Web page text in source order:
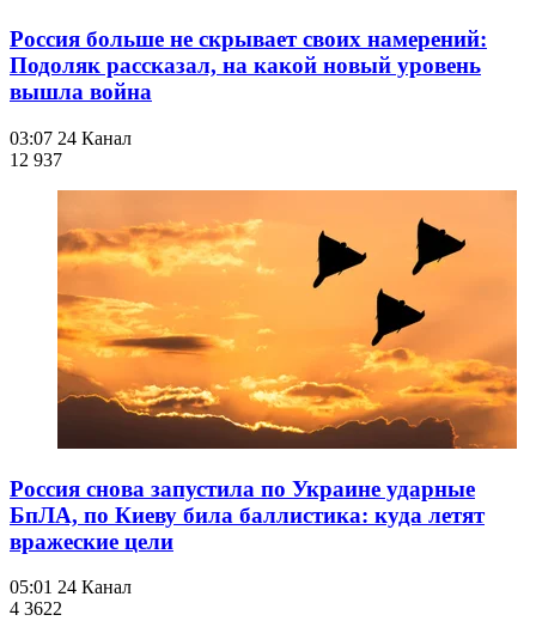
Россия больше не скрывает своих намерений:
Подоляк рассказал, на какой новый уровень
вышла война
03:07 24 Канал
12 937
Россия снова запустила по Украине ударные
БпЛА, по Киеву била баллистика: куда летят
вражеские цели
05:01 24 Канал
4 3622